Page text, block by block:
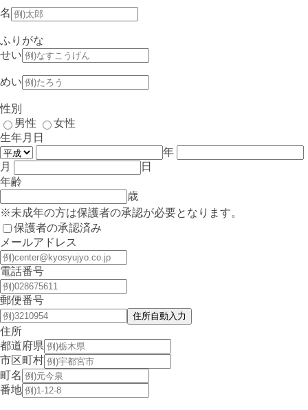
名
ふりがな
せい
めい
性別
男性
女性
生年月日
年
月
日
年齢
歳
※未成年の方は保護者の承認が必要となります。
保護者の承認済み
メールアドレス
電話番号
郵便番号
住所
都道府県
市区町村
町名
番地